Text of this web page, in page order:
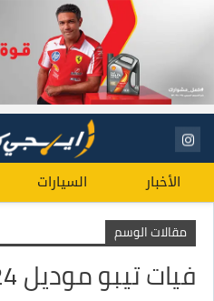
الأخبار السيارات
مقالات الوسم
فيات تيبو موديل 2024